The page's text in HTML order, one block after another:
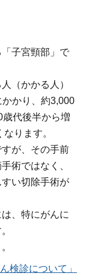
子宮頸部」で
（かかる人）
かり、約3,000
代後半から増
ります。
が、その手前
術ではなく、
い切除手術が
、特にがんに
検診について」